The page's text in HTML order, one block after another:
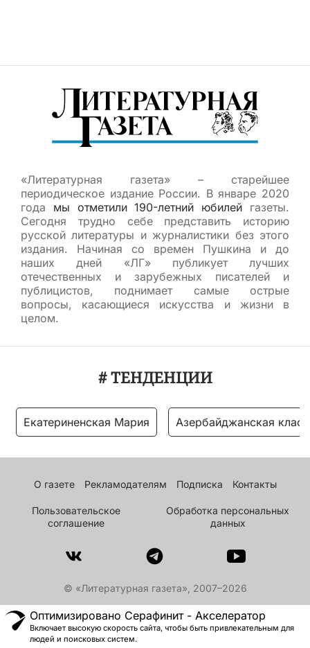
«Литературная газета» – старейшее
периодическое издание России. В январе 2020
года мы отметили 190-летний юбилей газеты.
Сегодня трудно себе представить историю
русской литературы и журналистики без этого
издания. Начиная со времен Пушкина и до
наших дней «ЛГ» публикует лучших
отечественных и зарубежных писателей и
публицистов, поднимает самые острые
вопросы, касающиеся искусства и жизни в
целом.
# ТЕНДЕНЦИИ
Екатериненская Мария Азербайджанская
О газете Рекламодателям Подписка Контакты
Пользовательское
соглашение
Обработка персональных
данных
© «Литературная газета», 2007–2026
Оптимизировано Серафинит - Акселератор
Включает высокую скорость сайта, чтобы быть привлекательным для
людей и поисковых систем.